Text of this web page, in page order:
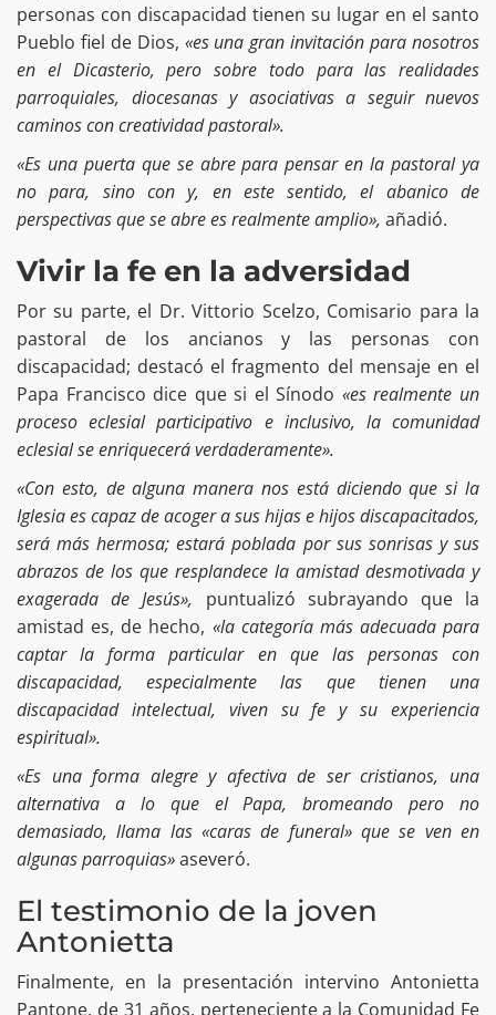
personas con discapacidad tienen su lugar en el santo
Pueblo fiel de Dios, «es una gran invitación para nosotros
en el Dicasterio, pero sobre todo para las realidades
parroquiales, diocesanas y asociativas a seguir nuevos
caminos con creatividad pastoral».
«Es una puerta que se abre para pensar en la pastoral ya
no para, sino con y, en este sentido, el abanico de
perspectivas que se abre es realmente amplio», añadió.
Vivir la fe en la adversidad
Por su parte, el Dr. Vittorio Scelzo, Comisario para la
pastoral de los ancianos y las personas con
discapacidad; destacó el fragmento del mensaje en el
Papa Francisco dice que si el Sínodo «es realmente un
proceso eclesial participativo e inclusivo, la comunidad
eclesial se enriquecerá verdaderamente».
«Con esto, de alguna manera nos está diciendo que si la
Iglesia es capaz de acoger a sus hijas e hijos discapacitados,
será más hermosa; estará poblada por sus sonrisas y sus
abrazos de los que resplandece la amistad desmotivada y
exagerada de Jesús», puntualizó subrayando que la
amistad es, de hecho, «la categoría más adecuada para
captar la forma particular en que las personas con
discapacidad, especialmente las que tienen una
discapacidad intelectual, viven su fe y su experiencia
espiritual».
«Es una forma alegre y afectiva de ser cristianos, una
alternativa a lo que el Papa, bromeando pero no
demasiado, llama las «caras de funeral» que se ven en
algunas parroquias»aseveró.
El testimonio de la joven
Antonietta
Finalmente, en la presentación intervino Antonietta
Pantone, de 31 años, perteneciente a la Comunidad Fe